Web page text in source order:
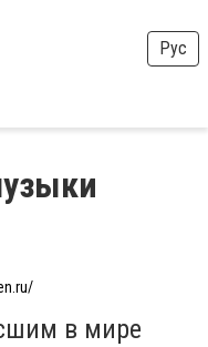
Рус
в мире